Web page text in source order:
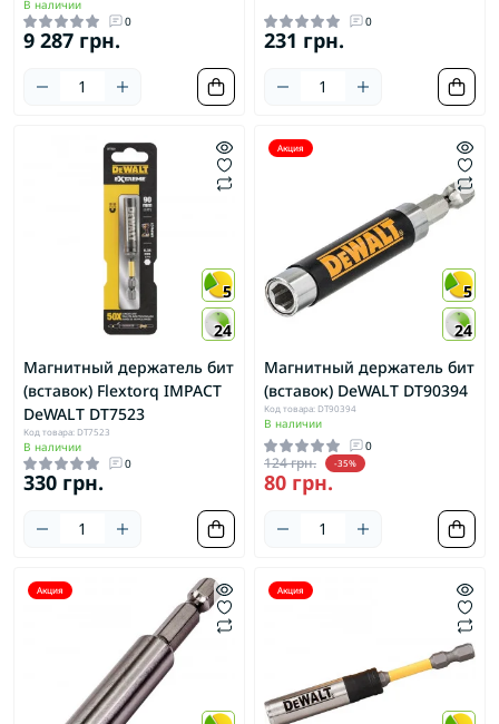
В наличии
0
9 287 грн.
0
231 грн.
5
24
Магнитный держатель бит
(вставок) Flextorq IMPACT
DeWALT DT7523
Код товара: DT7523
В наличии
0
330 грн.
Акция
5
24
Магнитный держатель бит
(вставок) DeWALT DT90394
Код товара: DT90394
В наличии
0
124 грн. -35%
80 грн.
Акция Акция